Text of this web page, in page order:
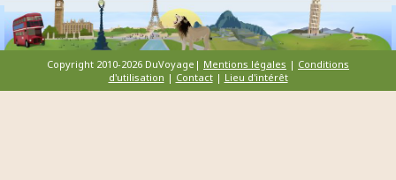
Copyright 2010-2026 DuVoyage| Mentions légales | Conditions
d'utilisation | Contact| Lieu d'intérêt